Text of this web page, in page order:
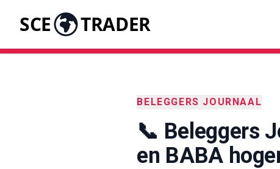
SCE TRADER
BELEGGERS JOURNAAL
📞 Beleggers
en BABA